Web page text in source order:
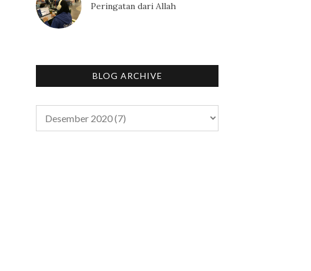
Peringatan dari Allah
BLOG ARCHIVE